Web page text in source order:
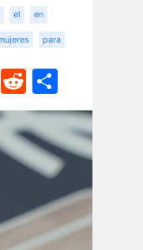
el en
para
Tumblr
Reddit